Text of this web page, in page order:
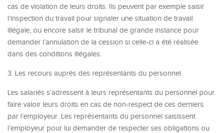
cas de violation de leurs droits. Ils peuvent par exemple saisir
l’inspection du travail pour signaler une situation de travail
illégale, ou encore saisir le tribunal de grande instance pour
demander l’annulation de la cession si celle-ci a été réalisée
dans des conditions illégales.
3. Les recours auprès des représentants du personnel
Les salariés s’adressent à leurs représentants du personnel pour
faire valoir leurs droits en cas de non-respect de ces derniers
par l’employeur. Les représentants du personnel saisissent
l’employeur pour lui demander de respecter ses obligations ou